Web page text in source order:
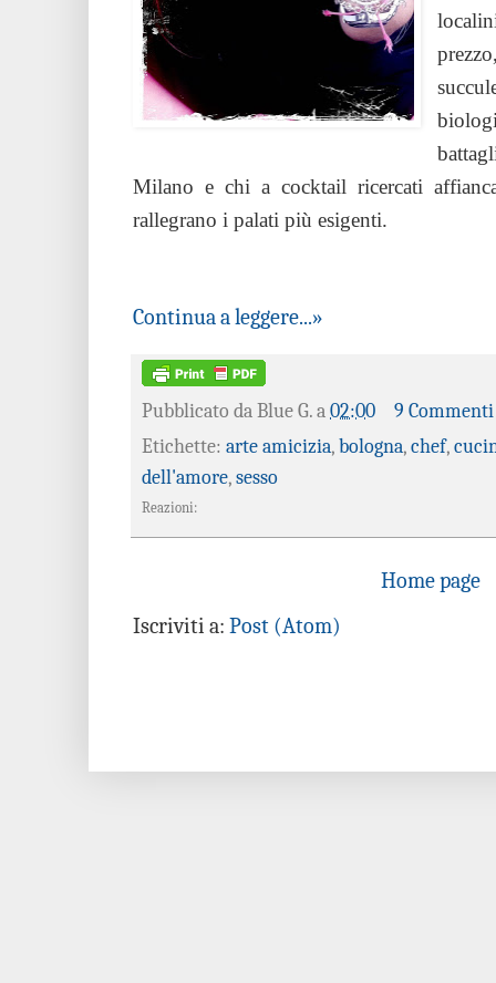
Milano e chi a cocktail ricercati
rallegrano i palati più esigenti.
Continua a leggere...»
Pubblicato da Blue G. a 02:00
9 Commenti
Etichette: arte amicizia, bologna, chef,
dell'amore, sesso
Reazioni:
Home page
Iscriviti a: Post (Atom)